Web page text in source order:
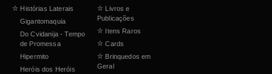
☆ Histórias Laterais
Gigantomaquia
Do Cvidanija - Tempo
de Promessa
Hipermito
Heróis dos Heróis
☆ Livros e
Publicações
☆ Itens Raros
☆ Cards
☆ Brinquedos em
Geral